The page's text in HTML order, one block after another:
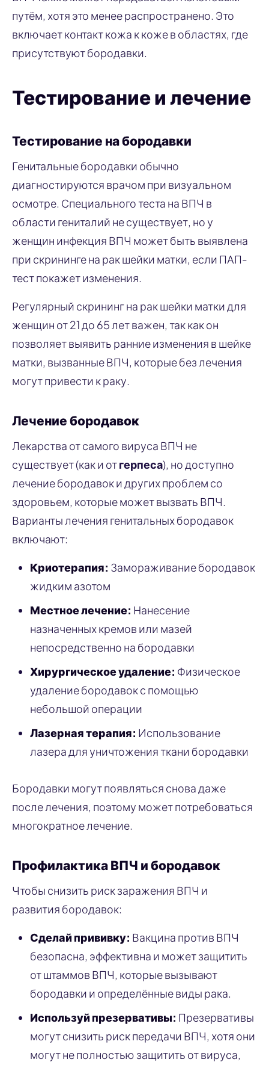
путём, хотя это менее распространено. Это
включает контакт кожа к коже в областях, где
присутствуют бородавки.
Тестирование и лечение
Тестирование на бородавки
Генитальные бородавки обычно
диагностируются врачом при визуальном
осмотре. Специального теста на ВПЧ в
области гениталий не существует, но у
женщин инфекция ВПЧ может быть выявлена
при скрининге на рак шейки матки, если ПАП-
тест покажет изменения.
Регулярный скрининг на рак шейки матки для
женщин от 21 до 65 лет важен, так как он
позволяет выявить ранние изменения в шейке
матки, вызванные ВПЧ, которые без лечения
могут привести к раку.
Лечение бородавок
Лекарства от самого вируса ВПЧ не
существует (как и отгерпеса), но доступно
лечение бородавок и других проблем со
здоровьем, которые может вызвать ВПЧ.
Варианты лечения генитальных бородавок
включают:
Криотерапия: Замораживание бородавок
жидким азотом
Местное лечение: Нанесение
назначенных кремов или мазей
непосредственно на бородавки
Хирургическое удаление: Физическое
удаление бородавок с помощью
небольшой операции
Лазерная терапия: Использование
лазера для уничтожения ткани бородавки
Бородавки могут появляться снова даже
после лечения, поэтому может потребоваться
многократное лечение.
Профилактика ВПЧ и бородавок
Чтобы снизить риск заражения ВПЧ и
развития бородавок:
Сделай прививку: Вакцина против ВПЧ
безопасна, эффективна и может защитить
от штаммов ВПЧ, которые вызывают
бородавки и определённые виды рака.
Используй презервативы: Презервативы
могут снизить риск передачи ВПЧ, хотя они
могут не полностью защитить от вируса,